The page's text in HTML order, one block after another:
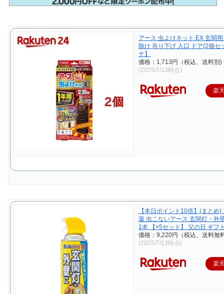
アース 虫よけネット EX 玄関
除け 吊り下げ 入口 ドア(2個セ
ナ】
価格：1,713円（税込、送料別)
(2025/7/13時点)
楽
【本日ポイント10倍】(まとめ)
薬 虫こないアース 玄関灯・外
1本 【×5セット】 父の日 ギフ
価格：9,220円（税込、送料無
(2025/7/13時点)
楽